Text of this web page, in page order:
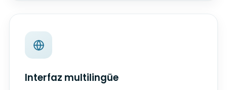
Interfaz multilingüe